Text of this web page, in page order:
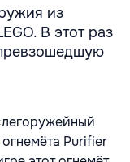
из
В этот раз
Purifier